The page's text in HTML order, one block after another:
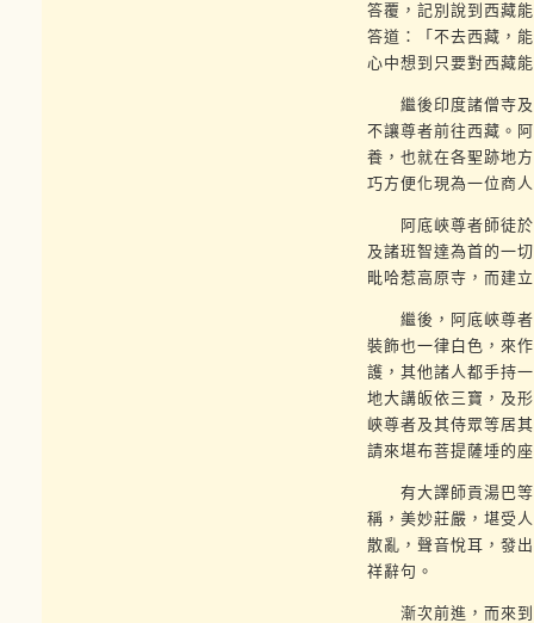
答覆，記別說到西藏
答道：「不去西藏，
心中想到只要對西藏
繼後印度諸僧寺及
不讓尊者前往西藏。
養，也就在各聖跡地
巧方便化現為一位商
阿底峽尊者師徒於
及諸班智達為首的一
毗哈惹高原寺，而建
繼後，阿底峽尊者
裝飾也一律白色，來
護，其他諸人都手持
地大講皈依三寶，及
峽尊者及其侍眾等居
請來堪布菩提薩埵的
有大譯師貢湯巴等
稱，美妙莊嚴，堪受
散亂，聲音悅耳，發
祥辭句。
漸次前進，而來到